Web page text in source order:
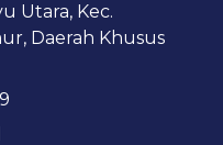
Utara, Kec.
Daerah Khusus